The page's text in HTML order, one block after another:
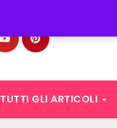
TUTTI GLI ARTICOLI